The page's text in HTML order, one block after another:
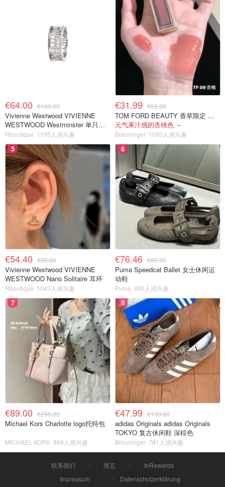
€64.00 €100.00
Vivienne Westwood VIVIENNE
WESTWOOD Westminster 单只耳
环
Rboutique 1195人感兴趣
€31.99 €65.00
TOM FORD BEAUTY 香草限定 镜面唇蜜 #08INHIBITION
元气果汁感的杏桃色 ～
Breuninger 1080人感兴趣
5
€54.40 €85.00
Vivienne Westwood VIVIENNE
WESTWOOD Nano Solitaire 耳环
Rboutique 1043人感兴趣
6
€76.46 €89.95
Puma Speedcat Ballet 女士休闲运
动鞋
Puma 886人感兴趣
7
€89.00 €295.00
Michael Kors Charlotte logo托特包
MICHAEL KORS 869人感兴趣
8
€47.99 €100.00
adidas Originals adidas Originals
TOKYO 复古休闲鞋 深棕色
Breuninger 781人感兴趣
联系我们 黑五
InRewards
Impressum
Datenschutzerklärung